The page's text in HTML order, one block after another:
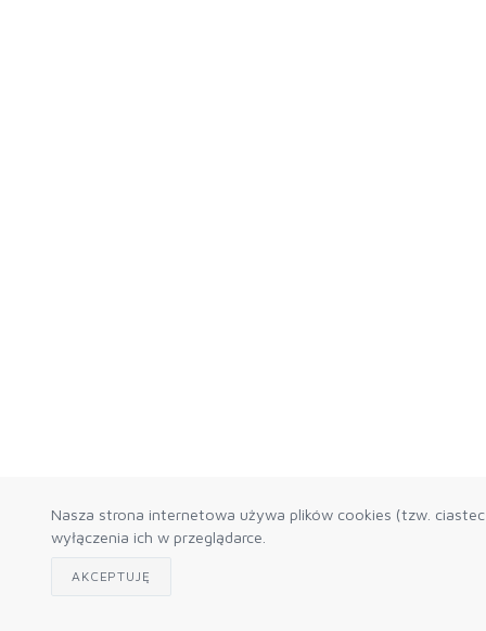
Nasza strona internetowa używa plików cookies (tzw.
wyłączenia ich w przeglądarce.
AKCEPTUJĘ